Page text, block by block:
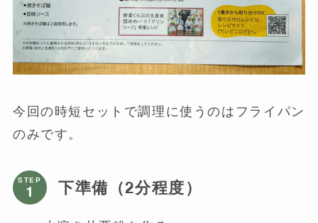
今回の時短セットで調理に使うのはフライパン
のみです。
STEP 下準備（2分程度）